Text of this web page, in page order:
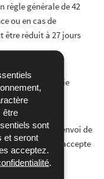
être
sont
et seront
acceptez.
.
règle générale de 42
ou en cas de
être réduit à 27 jours
si le pouvoir
par voie
jours).
minimal de
de la date d’envoi de
adjudicateur accepte
délai
avis de